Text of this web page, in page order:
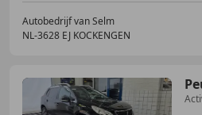
Autobedrijf van Selm
NL-3628 EJ KOCKENGEN